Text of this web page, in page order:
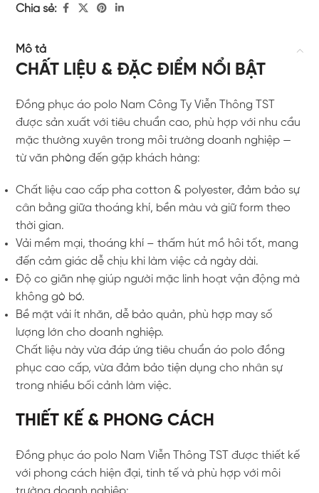
Chia sẻ:
Mô tả
CHẤT LIỆU & ĐẶC ĐIỂM NỔI BẬT
Đồng phục áo polo Nam Công Ty Viễn Thông TST
được sản xuất với tiêu chuẩn cao, phù hợp với nhu cầu
mặc thường xuyên trong môi trường doanh nghiệp —
từ văn phòng đến gặp khách hàng:
Chất liệu cao cấp pha cotton & polyester, đảm bảo sự
cân bằng giữa thoáng khí, bền màu và giữ form theo
thời gian.
Vải mềm mại, thoáng khí – thấm hút mồ hôi tốt, mang
đến cảm giác dễ chịu khi làm việc cả ngày dài.
Độ co giãn nhẹ giúp người mặc linh hoạt vận động mà
không gò bó.
Bề mặt vải ít nhăn, dễ bảo quản, phù hợp may số
lượng lớn cho doanh nghiệp.
Chất liệu này vừa đáp ứng tiêu chuẩn áo polo đồng
phục cao cấp, vừa đảm bảo tiện dụng cho nhân sự
trong nhiều bối cảnh làm việc.
THIẾT KẾ & PHONG CÁCH
Đồng phục áo polo Nam Viễn Thông TST được thiết kế
với phong cách hiện đại, tinh tế và phù hợp với môi